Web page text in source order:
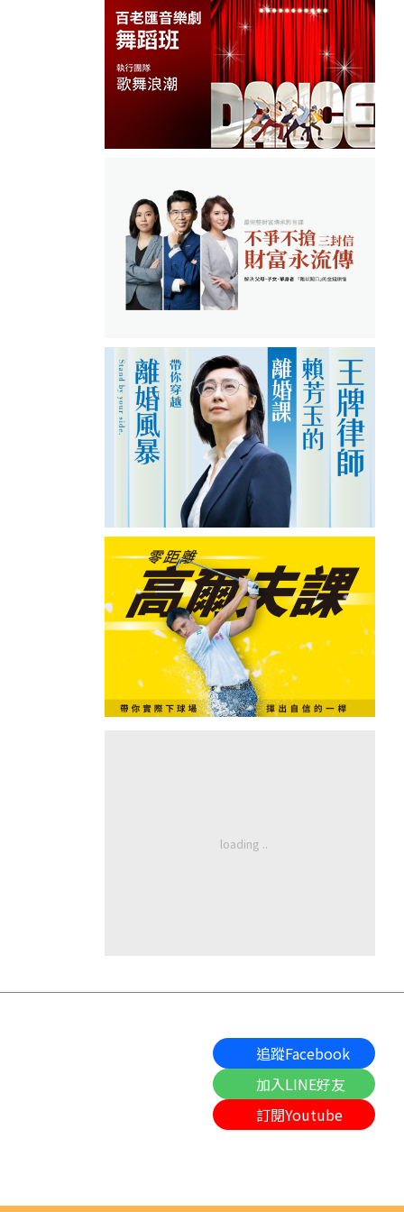
追蹤Facebook
加入LINE好友
訂閱Youtube